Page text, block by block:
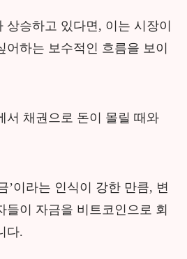
승하고 있다면, 이는 시장이
하는 보수적인 흐름을 보이
서 채권으로 돈이 몰릴 때와
’이라는 인식이 강한 만큼, 변
들이 자금을 비트코인으로 회
다.